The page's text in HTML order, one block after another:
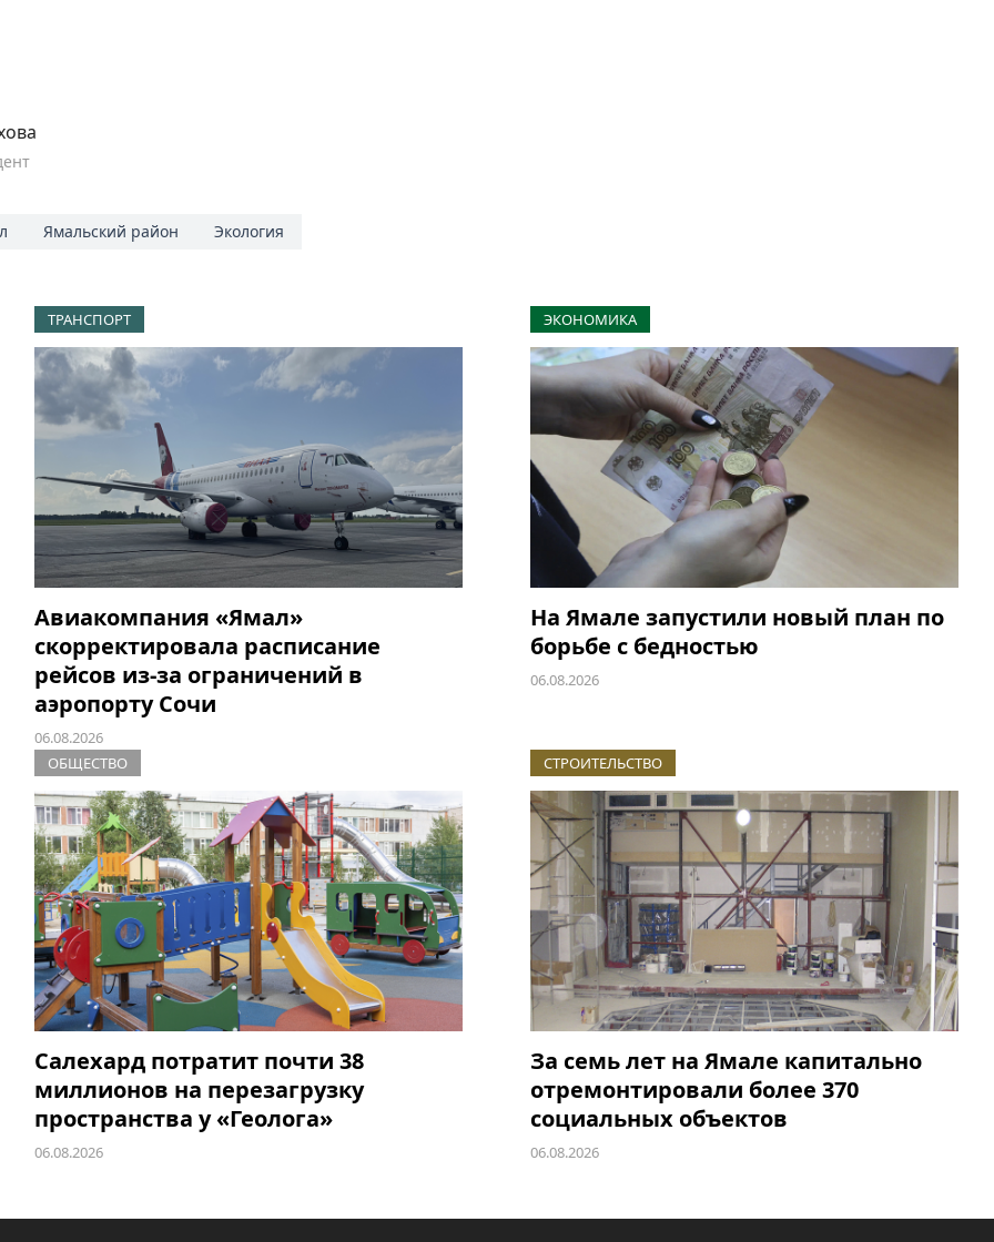
Ямальский район Экология
ТРАНСПОРТ
Авиакомпания «Ямал»
скорректировала расписание
рейсов из-за ограничений в
аэропорту Сочи
06.08.2026
ЭКОНОМИКА
На Ямале запустили новый план по
борьбе с бедностью
06.08.2026
ОБЩЕСТВО
Салехард потратит почти 38
миллионов на перезагрузку
пространства у «Геолога»
06.08.2026
СТРОИТЕЛЬСТВО
За семь лет на Ямале капитально
отремонтировали более 370
социальных объектов
06.08.2026